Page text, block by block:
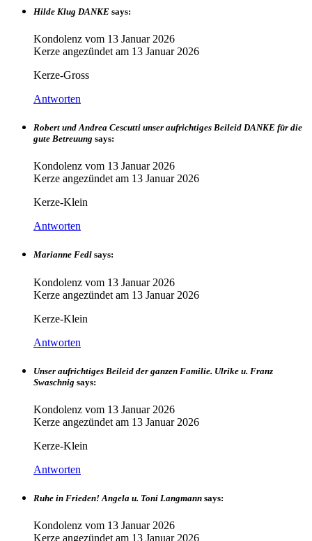
Hilde Klug DANKE says:
Kondolenz vom 13 Januar 2026
Kerze angezündet am 13 Januar 2026
Kerze-Gross
Antworten
Robert und Andrea Cescutti unser aufrichtiges Beileid DANKE für die
gute Betreuung says:
Kondolenz vom 13 Januar 2026
Kerze angezündet am 13 Januar 2026
Kerze-Klein
Antworten
Marianne Fedl says:
Kondolenz vom 13 Januar 2026
Kerze angezündet am 13 Januar 2026
Kerze-Klein
Antworten
Unser aufrichtiges Beileid der ganzen Familie. Ulrike u. Franz
Swaschnig says:
Kondolenz vom 13 Januar 2026
Kerze angezündet am 13 Januar 2026
Kerze-Klein
Antworten
Ruhe in Frieden! Angela u. Toni Langmann says:
Kondolenz vom 13 Januar 2026
Kerze angezündet am 13 Januar 2026